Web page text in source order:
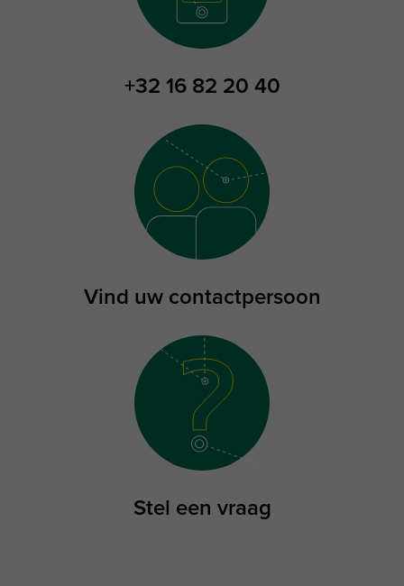
+32 16 82 20 40
Vind uw contactpersoon
Stel een vraag